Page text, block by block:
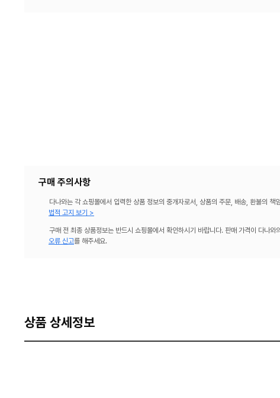
구매 주의사항
다나와는 각 쇼핑몰에서 입력한 상품 정보의 중개자로서, 상품의 주문, 배송, 환불의 책
법적 고지 보기 >
구매 전 최종 상품정보는 반드시 쇼핑몰에서 확인하시기 바랍니다. 판매 가격이 다나와
오류 신고를 해주세요.
상품 상세정보